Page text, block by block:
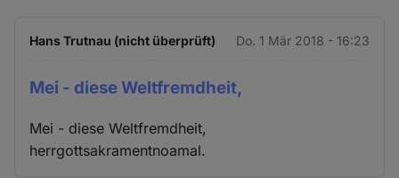
Hans Trutnau (nicht überprüft) Do. 1 Mär 2018 - 16:23
Mei - diese Weltfremdheit,
Mei - diese Weltfremdheit,
herrgottsakramentnoamal.